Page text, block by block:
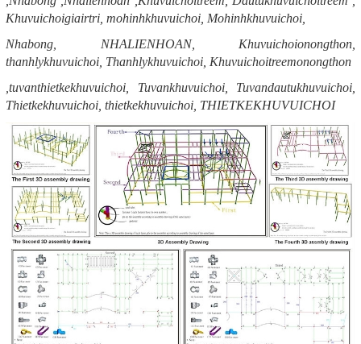
Khuvuichoigiairtri, mohinhkhuvuichoi, Mohinhkhuvuichoi,
Nhabong, NHALIENHOAN, Khuvuichoionongthon,
thanhlykhuvuichoi, Thanhlykhuvuichoi, Khuvuichoitreemonongthon
,tuvanthietkekhuvuichoi, Tuvankhuvuichoi, Tuvandautukhuvuichoi,
Thietkekhuvuichoi, thietkekhuvuichoi, THIETKEKHUVUICHOI